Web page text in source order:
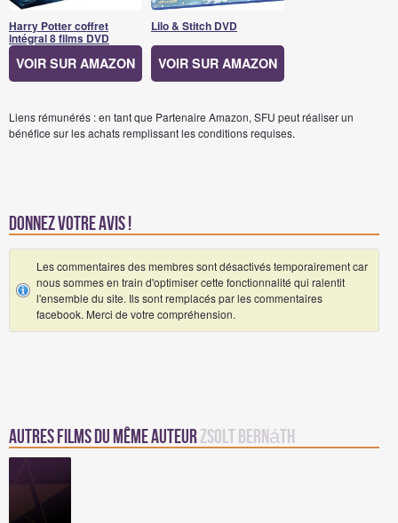
Harry Potter coffret
intégral 8 films DVD
VOIR SUR AMAZON
Lilo & Stitch DVD
VOIR SUR AMAZON
Liens rémunérés : en tant que Partenaire Amazon, SFU peut réaliser un
bénéfice sur les achats remplissant les conditions requises.
Donnez votre avis !
Les commentaires des membres sont désactivés temporairement car
nous sommes en train d'optimiser cette fonctionnalité qui ralentit
l'ensemble du site. Ils sont remplacés par les commentaires
facebook. Merci de votre compréhension.
Autres Films du même auteurZsolt Bernáth